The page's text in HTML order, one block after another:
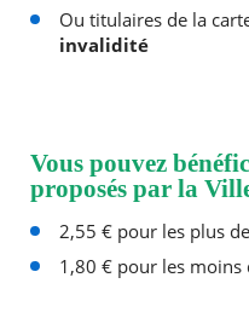
Ou titulaires de la
invalidité
Vous pouvez
proposés par la
2,55 € pour les plus
1,80 € pour les moins